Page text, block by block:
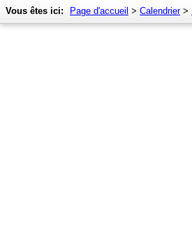
Vous êtes ici: Page d'accueil > Calendrier>